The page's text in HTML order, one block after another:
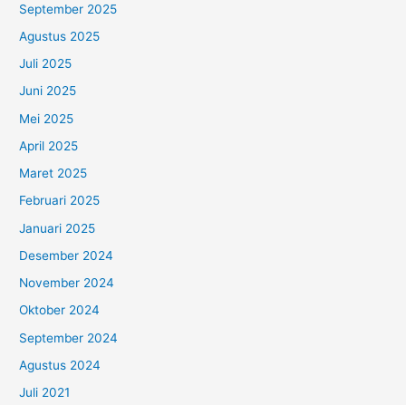
September 2025
Agustus 2025
Juli 2025
Juni 2025
Mei 2025
April 2025
Maret 2025
Februari 2025
Januari 2025
Desember 2024
November 2024
Oktober 2024
September 2024
Agustus 2024
Juli 2021